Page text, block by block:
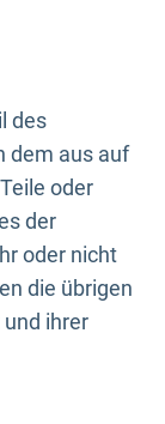
des
dem aus auf
oder
der
oder nicht
die übrigen
ihrer